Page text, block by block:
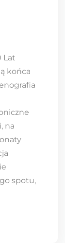
Lat
końca
na
spotu,